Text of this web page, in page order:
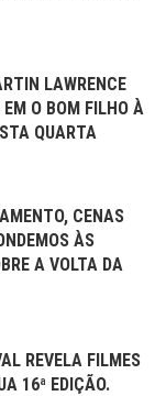
LAWRENCE
O BOM FILHO À
QUARTA
CENAS
ÀS
A VOLTA DA
REVELA FILMES
16ª EDIÇÃO.